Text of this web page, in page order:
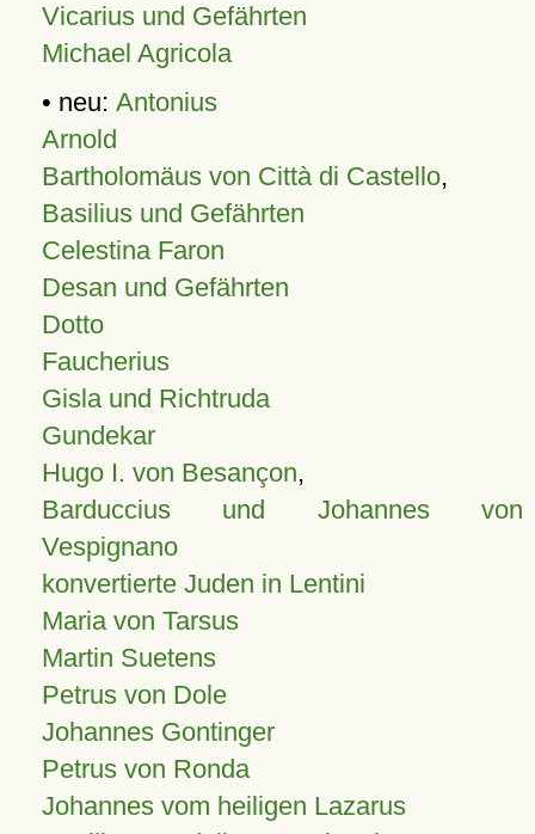
Vicarius und Gefährten
Michael Agricola
• neu: Antonius
Arnold
Bartholomäus von Città di Castello,
Basilius und Gefährten
Celestina Faron
Desan und Gefährten
Dotto
Faucherius
Gisla und Richtruda
Gundekar
Hugo I. von Besançon,
Barduccius und Johannes von
Vespignano
konvertierte Juden in Lentini
Maria von Tarsus
Martin Suetens
Petrus von Dole
Johannes Gontinger
Petrus von Ronda
Johannes vom heiligen Lazarus